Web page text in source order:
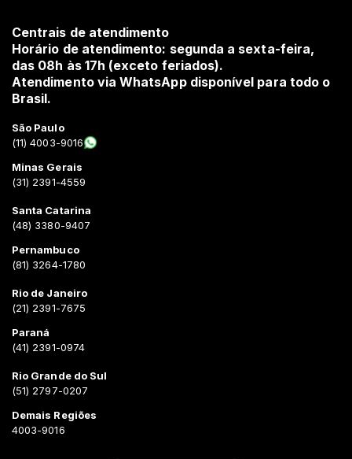
Centrais de atendimento
Horário de atendimento: segunda a sexta-feira,
das 08h às 17h (exceto feriados).
Atendimento via WhatsApp disponível para todo o
Brasil.
São Paulo
(11) 4003-9016
Minas Gerais
(31) 2391-4559
Santa Catarina
(48) 3380-9407
Pernambuco
(81) 3264-1780
Rio de Janeiro
(21) 2391-7675
Paraná
(41) 2391-0974
Rio Grande do Sul
(51) 2797-0207
Demais Regiões
4003-9016